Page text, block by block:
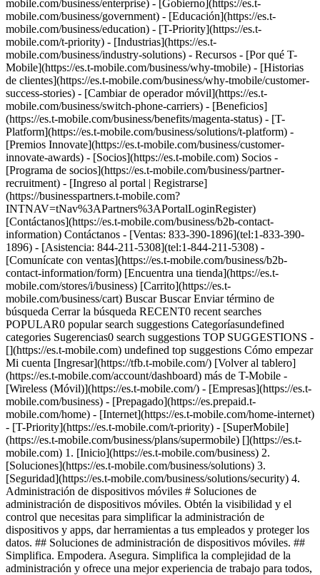
mobile.com/business/enterprise) - [Gobierno](https://es.t-
mobile.com/business/government) - [Educación](https://es.t-
mobile.com/business/education) - [T-Priority](https://es.t-
mobile.com/t-priority) - [Industrias](https://es.t-
mobile.com/business/industry-solutions) - Recursos - [Por qué T-
Mobile](https://es.t-mobile.com/business/why-tmobile) - [Historias
de clientes](https://es.t-mobile.com/business/why-tmobile/customer-
success-stories) - [Cambiar de operador móvil](https://es.t-
mobile.com/business/switch-phone-carriers) - [Beneficios]
(https://es.t-mobile.com/business/benefits/magenta-status) - [T-
Platform](https://es.t-mobile.com/business/solutions/t-platform) -
[Premios Innovate](https://es.t-mobile.com/business/customer-
innovate-awards) - [Socios](https://es.t-mobile.com) Socios -
[Programa de socios](https://es.t-mobile.com/business/partner-
recruitment) - [Ingreso al portal | Registrarse]
(https://businesspartners.t-mobile.com?
INTNAV=tNav%3APartners%3APortalLoginRegister)
[Contáctanos](https://es.t-mobile.com/business/b2b-contact-
information) Contáctanos - [Ventas: 833-390-1896](tel:1-833-390-
1896) - [Asistencia: 844-211-5308](tel:1-844-211-5308) -
[Comunícate con ventas](https://es.t-mobile.com/business/b2b-
contact-information/form) [Encuentra una tienda](https://es.t-
mobile.com/stores/i/business) [Carrito](https://es.t-
mobile.com/business/cart) Buscar Buscar Enviar término de
búsqueda Cerrar la búsqueda RECENT0 recent searches
POPULAR0 popular search suggestions Categoríasundefined
categories Sugerencias0 search suggestions TOP SUGGESTIONS -
[](https://es.t-mobile.com) undefined top suggestions Cómo empezar
Mi cuenta [Ingresar](https://tfb.t-mobile.com/) [Volver al tablero]
(https://es.t-mobile.com/account/dashboard) más de T-Mobile -
[Wireless (Móvil)](https://es.t-mobile.com/) - [Empresas](https://es.t-
mobile.com/business) - [Prepagado](https://es.prepaid.t-
mobile.com/home) - [Internet](https://es.t-mobile.com/home-internet)
- [T-Priority](https://es.t-mobile.com/t-priority) - [SuperMobile]
(https://es.t-mobile.com/business/plans/supermobile) [](https://es.t-
mobile.com) 1. [Inicio](https://es.t-mobile.com/business) 2.
[Soluciones](https://es.t-mobile.com/business/solutions) 3.
[Seguridad](https://es.t-mobile.com/business/solutions/security) 4.
Administración de dispositivos móviles # Soluciones de
administración de dispositivos móviles. Obtén la visibilidad y el
control que necesitas para simplificar la administración de
dispositivos y apps, dar herramientas a tus empleados y proteger los
datos. ## Soluciones de administración de dispositivos móviles. ##
Simplifica. Empodera. Asegura. Simplifica la complejidad de la
administración y ofrece una mejor experiencia de trabajo para todos,